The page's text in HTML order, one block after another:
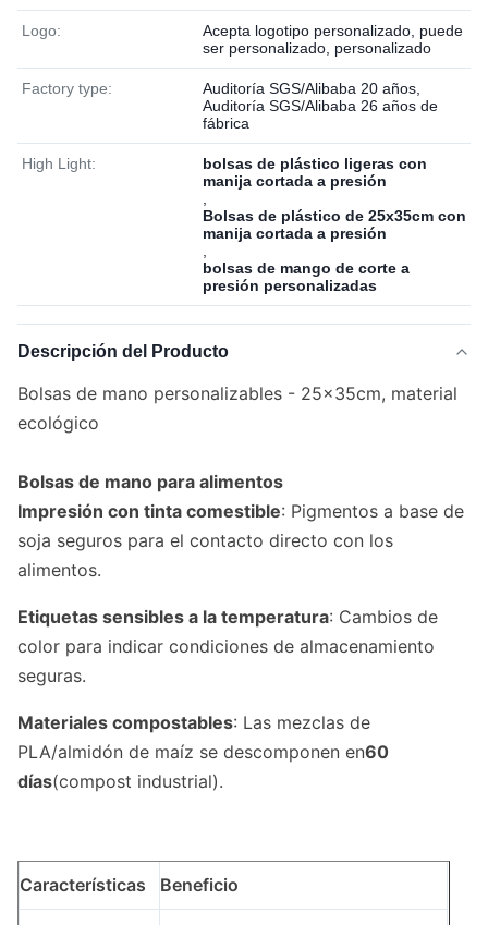
Logo:
Acepta logotipo personalizado, puede
ser personalizado, personalizado
Factory type:
Auditoría SGS/Alibaba 20 años,
Auditoría SGS/Alibaba 26 años de
fábrica
High Light:
bolsas de plástico ligeras con
manija cortada a presión
Bolsas de plástico de 25x35cm con
manija cortada a presión
bolsas de mango de corte a
presión personalizadas
Descripción del Producto
Bolsas de mano personalizables - 25x35cm, material
ecológico
Bolsas de mano para alimentos
Impresión con tinta comestible: Pigmentos a base de
soja seguros para el contacto directo con los
alimentos.
Etiquetas sensibles a la temperatura: Cambios de
color para indicar condiciones de almacenamiento
seguras.
Materiales compostables: Las mezclas de
PLA/almidón de maíz se descomponen en60
días(compost industrial).
Características Beneficio